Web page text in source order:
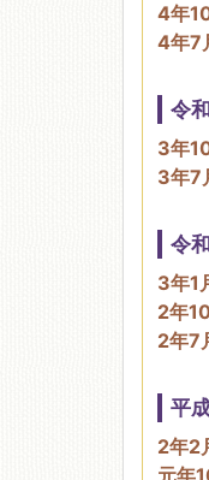
4年
4年7
令
3年
3年7
令
3年1
2年
2年7
平
2年2
元年